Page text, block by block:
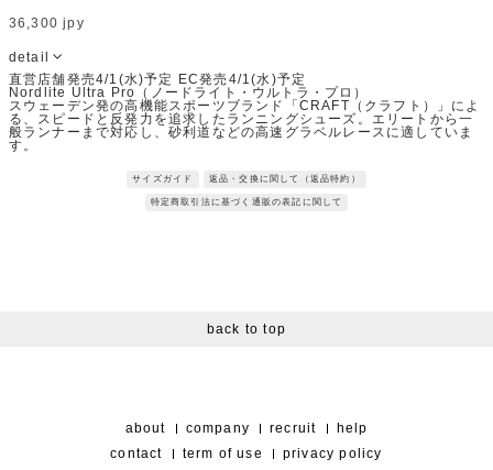
36,300 jpy
detail
直営店舗発売4/1(水)予定 EC発売4/1(水)予定
Nordlite Ultra Pro（ノードライト・ウルトラ・プロ）
スウェーデン発の高機能スポーツブランド「CRAFT（クラフト）」によ
る、スピードと反発力を追求したランニングシューズ。エリートから一
般ランナーまで対応し、砂利道などの高速グラベルレースに適していま
す。
クッション性とエネルギーリターンを両立。さらに、Vittoria社と共同開
発したアウトソールが、ロードからライトトレイルまで優れたグリップ
と安定性を発揮します。
※ランニングシューズのため、普段使いされるおお客様は、1サイズUP
※店舗在庫に関しましては、直接店舗へお問い合わせください。
サイズガイド 返品・交換に関して（返品特約）
特定商取引法に基づく通販の表記に関して
back to top
about company recruit
help
contact
term of use privacy policy